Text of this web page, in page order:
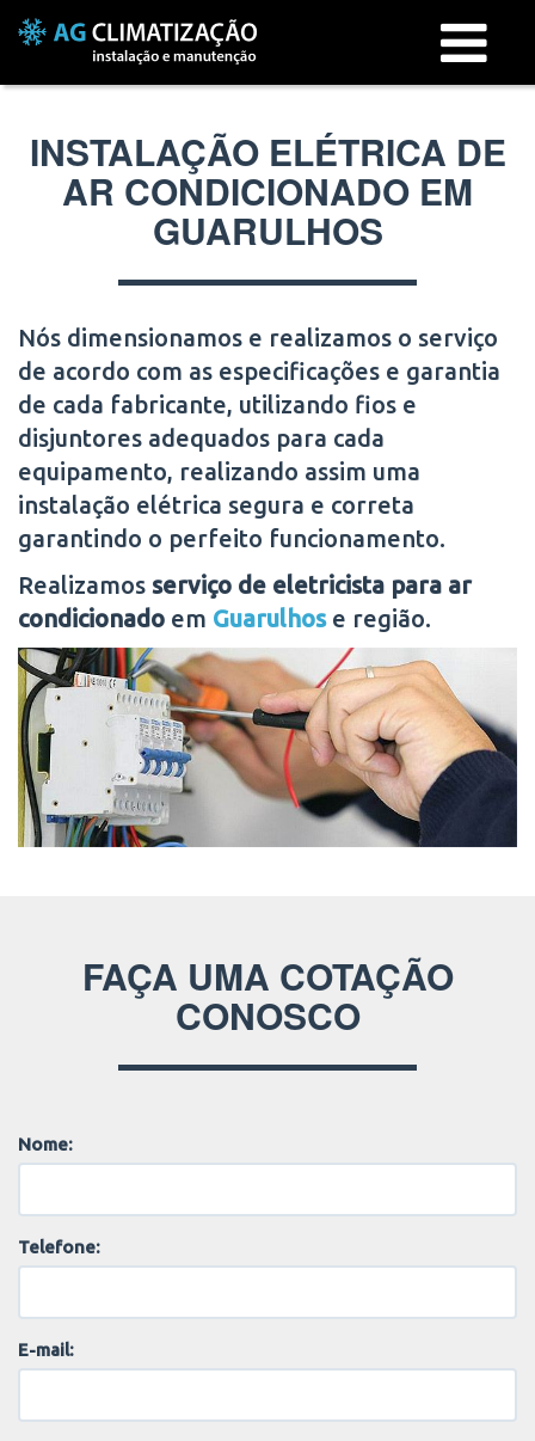
Menu
INSTALAÇÃO ELÉTRICA DE
AR CONDICIONADO EM
GUARULHOS
Nós dimensionamos e realizamos o serviço
de acordo com as especificações e garantia
de cada fabricante, utilizando fios e
disjuntores adequados para cada
equipamento, realizando assim uma
instalação elétrica segura e correta
garantindo o perfeito funcionamento.
Realizamos serviço de eletricista para ar
condicionado em Guarulhose região.
FAÇA UMA COTAÇÃO
CONOSCO
Nome:
Telefone:
E-mail: